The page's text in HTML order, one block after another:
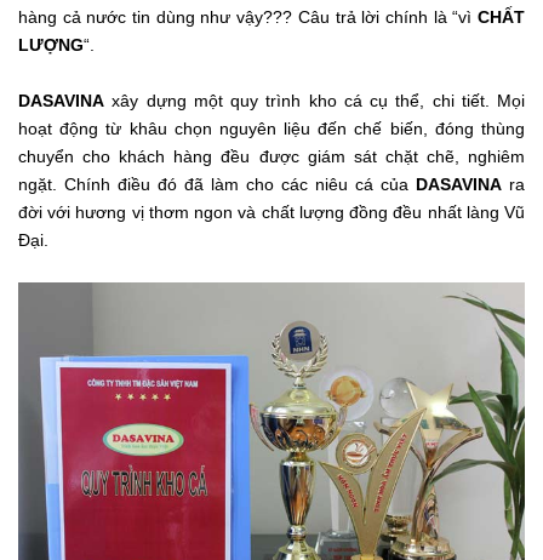
hàng cả nước tin dùng như vậy??? Câu trả lời chính là “vì CHẤT
LƯỢNG“.
DASAVINA xây dựng một quy trình kho cá cụ thể, chi tiết. Mọi
hoạt động từ khâu chọn nguyên liệu đến chế biến, đóng thùng
chuyển cho khách hàng đều được giám sát chặt chẽ, nghiêm
ngặt. Chính điều đó đã làm cho các niêu cá của DASAVINA ra
đời với hương vị thơm ngon và chất lượng đồng đều nhất làng Vũ
Đại.